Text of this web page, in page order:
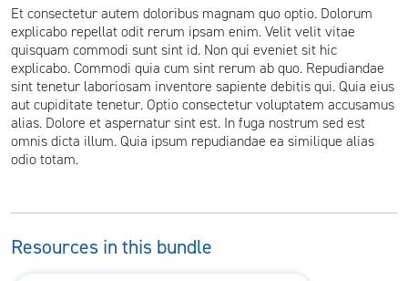
Et consectetur autem doloribus magnam quo optio. Dolorum
explicabo repellat odit rerum ipsam enim. Velit velit vitae
quisquam commodi sunt sint id. Non qui eveniet sit hic
explicabo. Commodi quia cum sint rerum ab quo. Repudiandae
sint tenetur laboriosam inventore sapiente debitis qui. Quia eius
aut cupiditate tenetur. Optio consectetur voluptatem accusamus
alias. Dolore et aspernatur sint est. In fuga nostrum sed est
omnis dicta illum. Quia ipsum repudiandae ea similique alias
odio totam.
Resources in this bundle